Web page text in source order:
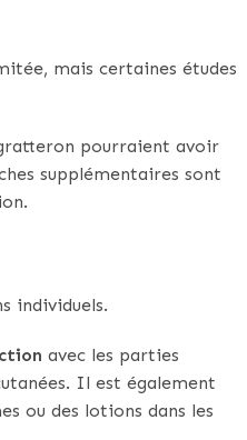
mais certaines études
pourraient avoir
supplémentaires sont
individuels.
avec les parties
Il est également
ou des lotions dans les